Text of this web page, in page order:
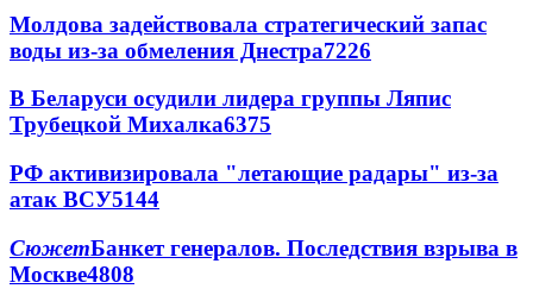
Молдова задействовала стратегический запас
воды из-за обмеления Днестра7226
В Беларуси осудили лидера группы Ляпис
Трубецкой Михалка6375
РФ активизировала "летающие радары" из-за
атак ВСУ5144
СюжетБанкет генералов. Последствия взрыва в
Москве4808